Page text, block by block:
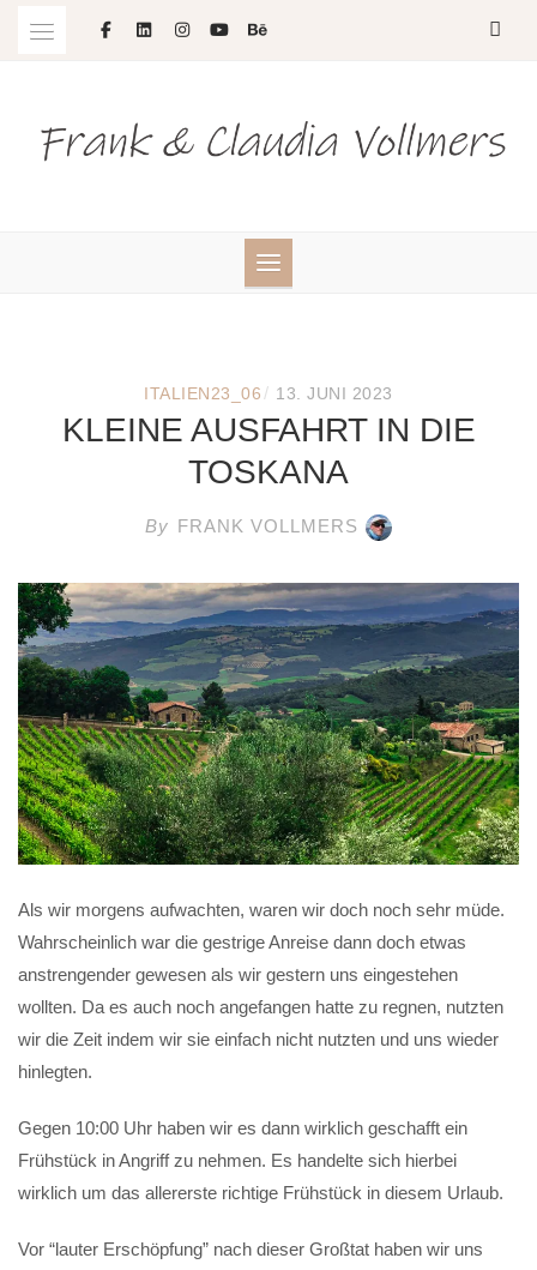
ITALIEN23_06 / 13. JUNI 2023
KLEINE AUSFAHRT IN DIE
TOSKANA
By FRANK VOLLMERS
Als wir morgens aufwachten, waren wir doch noch sehr müde.
Wahrscheinlich war die gestrige Anreise dann doch etwas
anstrengender gewesen als wir gestern uns eingestehen
wollten. Da es auch noch angefangen hatte zu regnen, nutzten
wir die Zeit indem wir sie einfach nicht nutzten und uns wieder
hinlegten.
Gegen 10:00 Uhr haben wir es dann wirklich geschafft ein
Frühstück in Angriff zu nehmen. Es handelte sich hierbei
wirklich um das allererste richtige Frühstück in diesem Urlaub.
Vor “lauter Erschöpfung” nach dieser Großtat haben wir uns